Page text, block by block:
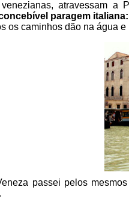
atravessam
paragem
os caminhos dão na água
passei pelos